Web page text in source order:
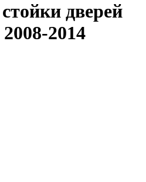
дверей
2014